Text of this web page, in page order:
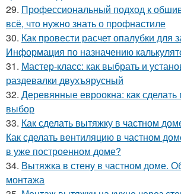
29. Профессиональный подход к
всё, что нужно знать о профнастиле
30. Как провести расчет опалубки для
Информация по назначению
31. Мастер-класс: как выбрать и
раздевалки двухъярусный
32. Деревянные евроокна: как
выбор
33. Как сделать вытяжку в частном
Как сделать вентиляцию в частном
в уже построенном доме?
34. Вытяжка в стену в частном доме.
монтажа